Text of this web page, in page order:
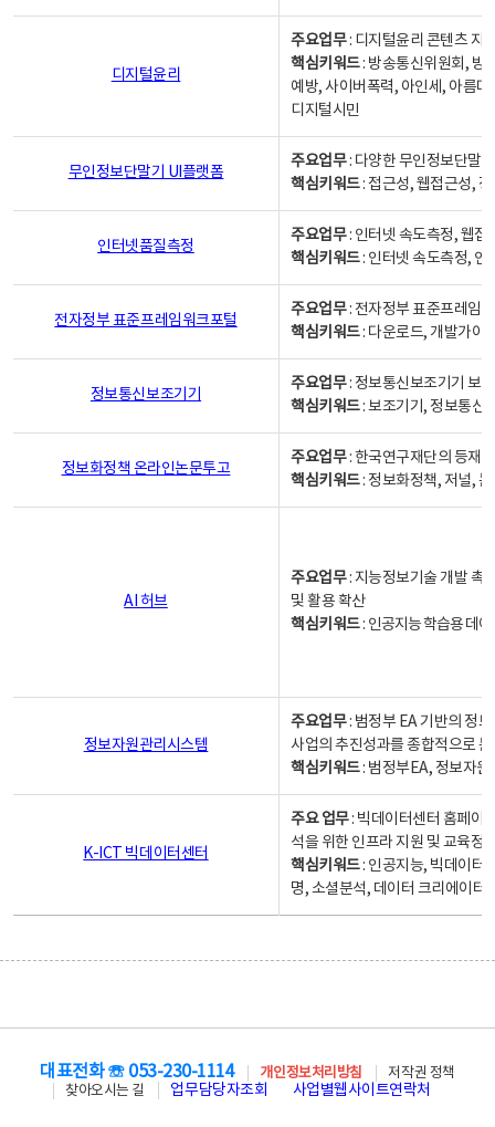
디지털윤리
주요업무: 디지털윤리 콘텐츠 지
핵심키워드: 방송통신위원회, 방
예방, 사이버폭력, 아인세, 아름
디지털시민
무인정보단말기 UI플랫폼
주요업무: 다양한 무인정보단말
핵심키워드: 접근성, 웹접근성,
인터넷품질측정
주요업무: 인터넷 속도측정, 웹접
핵심키워드: 인터넷 속도측정, 인
전자정부 표준프레임워크포털
주요업무: 전자정부 표준프레임
핵심키워드: 다운로드, 개발가이
정보통신보조기기
주요업무: 정보통신보조기기 보
핵심키워드: 보조기기, 정보통신
정보화정책 온라인논문투고
주요업무: 한국연구재단의 등재
핵심키워드: 정보화정책, 저널,
AI 허브
주요업무: 지능정보기술 개발 촉
및 활용 확산
핵심키워드: 인공지능 학습용 데
정보자원관리시스템
주요업무: 범정부 EA 기반의 정
사업의 추진성과를 종합적으로
핵심키워드: 범정부EA, 정보자
K-ICT 빅데이터센터
주요 업무: 빅데이터센터 홈페이
석을 위한 인프라 지원 및 교육정
핵심키워드: 인공지능, 빅데이터,
명, 소셜분석, 데이터 크리에이터
대표전화 ☏ 053-230-1114 개인정보처리방침
저작권 정책
찾아오시는 길
업무담당자조회 사업별웹사이트연락처